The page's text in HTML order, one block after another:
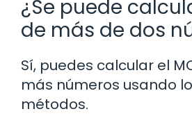
¿Se puede
de más de dos
Sí, puedes calcular el
más números usando
métodos.